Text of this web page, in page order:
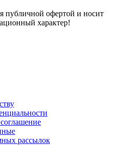
публичной офертой и носит
характер!
рассылок